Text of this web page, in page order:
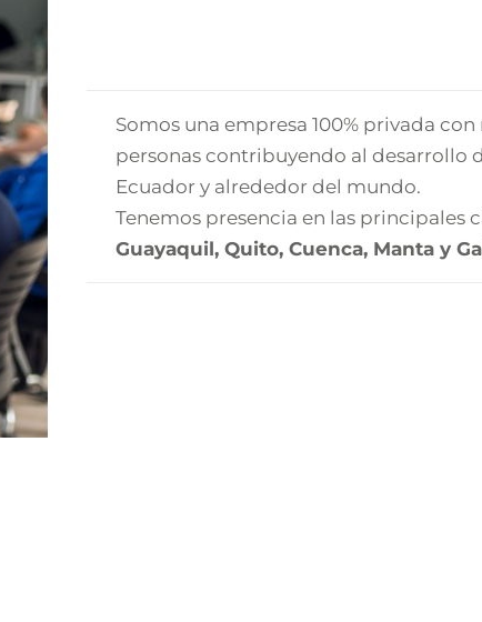
Somos una empresa 100% privada
personas contribuyendo al desarrollo
Ecuador y alrededor del mundo.
Tenemos presencia en las principales
Guayaquil, Quito, Cuenca, Manta y